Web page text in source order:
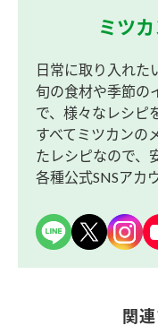
ミツ
日常に取り入れた
旬の食材や季節の
で、様々なレシピ
すべてミツカンの
たレシピなので、
各種公式SNSアカ
関